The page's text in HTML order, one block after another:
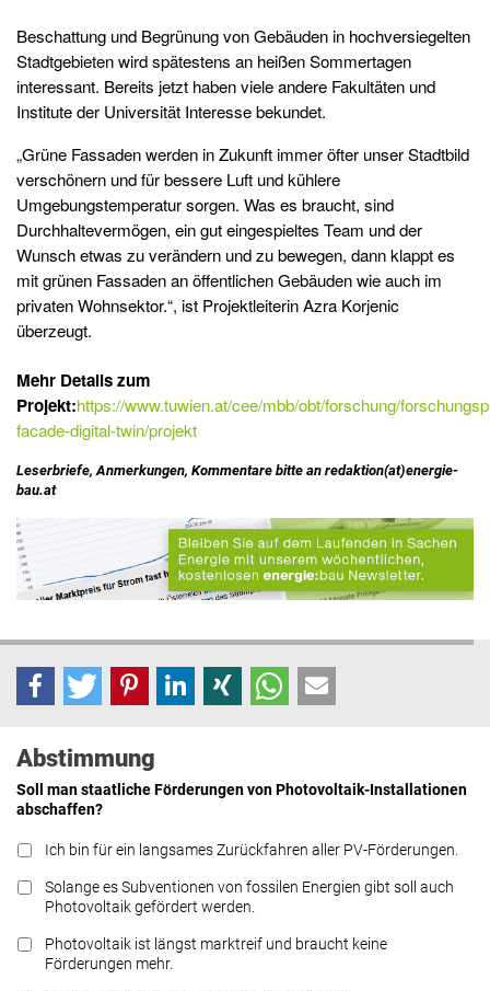
Beschattung und Begrünung von Gebäuden in hochversiegelten
Stadtgebieten wird spätestens an heißen Sommertagen
interessant. Bereits jetzt haben viele andere Fakultäten und
Institute der Universität Interesse bekundet.
„Grüne Fassaden werden in Zukunft immer öfter unser Stadtbild
verschönern und für bessere Luft und kühlere
Umgebungstemperatur sorgen. Was es braucht, sind
Durchhaltevermögen, ein gut eingespieltes Team und der
Wunsch etwas zu verändern und zu bewegen, dann klappt es
mit grünen Fassaden an öffentlichen Gebäuden wie auch im
privaten Wohnsektor.“, ist Projektleiterin Azra Korjenic
überzeugt.
Mehr Details zum
Projekt:https://www.tuwien.at/cee/mbb/obt/forschung/
facade-digital-twin/projekt
Leserbriefe, Anmerkungen, Kommentare bitte an redaktion(at)energie-
bau.at
Abstimmung
Soll man staatliche Förderungen von Photovoltaik-Installationen
abschaffen?
Ich bin für ein langsames Zurückfahren aller PV-Förderungen.
Solange es Subventionen von fossilen Energien gibt soll auch
Photovoltaik gefördert werden.
Photovoltaik ist längst marktreif und braucht keine
Förderungen mehr.